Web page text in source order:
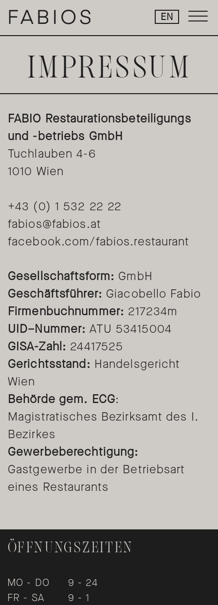
Springe
zum
EN
TISCH ANFRAGEN
ESSEN MIT
CHARAKTER
DAS FABIOS
IMPRESSUM
FABIO Restaurationsbeteiligungs
und -betriebs GmbH
Tuchlauben 4-6
1010 Wien
+43 (0) 1 532 22 22
fabios@fabios.at
facebook.com/fabios.restaurant
Gesellschaftsform: GmbH
Geschäftsführer: Giacobello Fabio
Firmenbuchnummer: 217234m
UID–Nummer: ATU 53415004
GISA-Zahl: 24417525
Gerichtsstand: Handelsgericht
Wien
Behörde gem. ECG:
Magistratisches Bezirksamt des I.
Bezirkes
Gewerbeberechtigung:
Gastgewerbe in der Betriebsart
eines Restaurants
ÖFFNUNGSZEITEN
MO - DO
9 - 24
FR - SA
9 - 1